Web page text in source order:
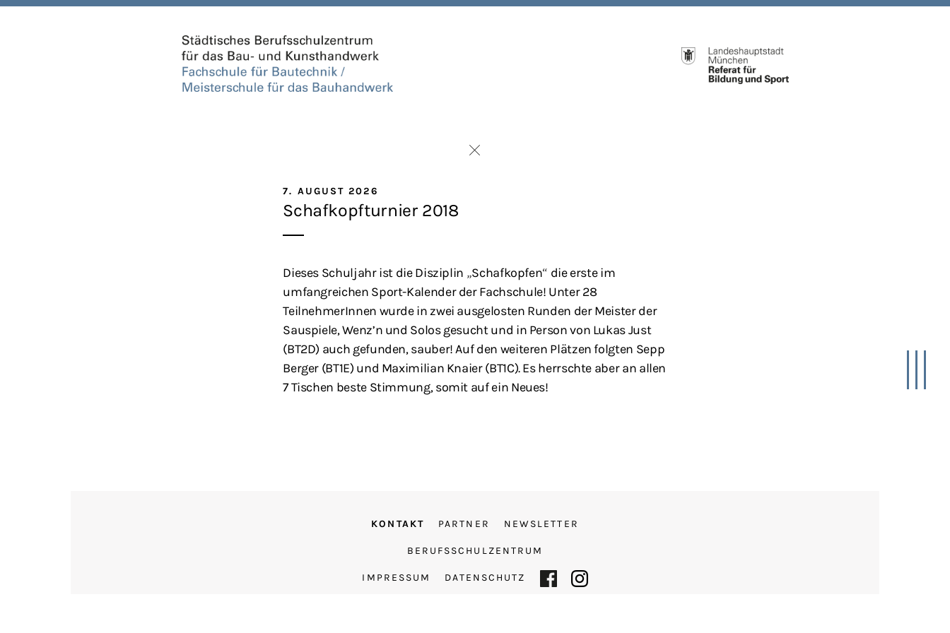
7. AUGUST 2026
Schafkopfturnier 2018
Dieses Schuljahr ist die Disziplin „Schafkopfen“ die erste im
umfangreichen Sport-Kalender der Fachschule! Unter 28
TeilnehmerInnen wurde in zwei ausgelosten Runden der Meister der
Sauspiele, Wenz’n und Solos gesucht und in Person von Lukas Just
(BT2D) auch gefunden, sauber! Auf den weiteren Plätzen folgten Sepp
Berger (BT1E) und Maximilian Knaier (BT1C). Es herrschte aber an allen
7 Tischen beste Stimmung, somit auf ein Neues!
KONTAKT PARTNER NEWSLETTER
BERUFSSCHULZENTRUM
IMPRESSUM DATENSCHUTZ